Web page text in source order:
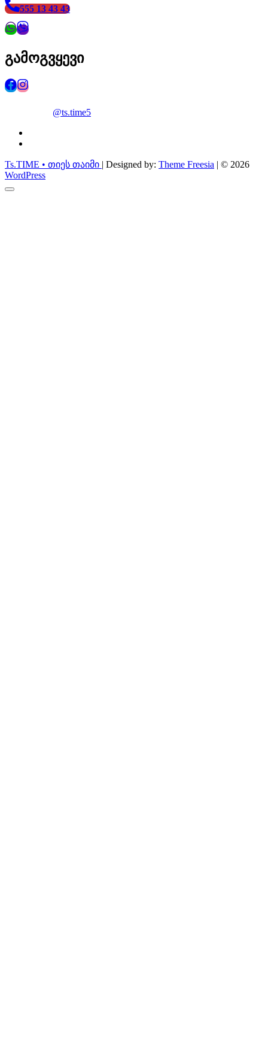
555 13 43 43
გამოგვყევი
@ts.time5
Ts.TIME • თიეს თაიმი | Designed by: Theme Freesia | © 2026
WordPress
Go